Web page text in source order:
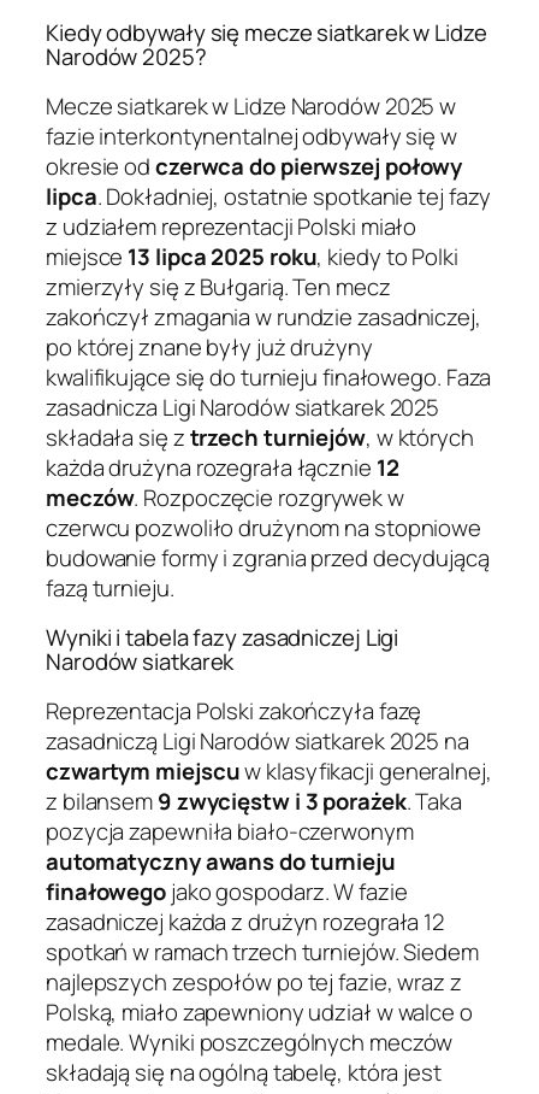
Kiedy odbywały się mecze siatkarek w Lidze
Narodów 2025?
Mecze siatkarek w Lidze Narodów 2025 w
fazie interkontynentalnej odbywały się w
okresie odczerwca do pierwszej połowy
lipca. Dokładniej, ostatnie spotkanie tej fazy
z udziałem reprezentacji Polski miało
miejsce 13 lipca 2025 roku, kiedy to Polki
zmierzyły się z Bułgarią. Ten mecz
zakończył zmagania w rundzie zasadniczej,
po której znane były już drużyny
kwalifikujące się do turnieju finałowego. Faza
zasadnicza Ligi Narodów siatkarek 2025
składała się ztrzech turniejów, w których
każda drużyna rozegrała łącznie 12
meczów. Rozpoczęcie rozgrywek w
czerwcu pozwoliło drużynom na stopniowe
budowanie formy i zgrania przed decydującą
fazą turnieju.
Wyniki i tabela fazy zasadniczej Ligi
Narodów siatkarek
Reprezentacja Polski zakończyła fazę
zasadniczą Ligi Narodów siatkarek 2025 na
czwartym miejscuw klasyfikacji generalnej,
z bilansem9 zwycięstw i 3 porażek. Taka
pozycja zapewniła biało-czerwonym
automatyczny awans do turnieju
finałowegojako gospodarz. W fazie
zasadniczej każda z drużyn rozegrała 12
spotkań w ramach trzech turniejów. Siedem
najlepszych zespołów po tej fazie, wraz z
Polską, miało zapewniony udział w walce o
medale. Wyniki poszczególnych meczów
składają się na ogólną tabelę, która jest